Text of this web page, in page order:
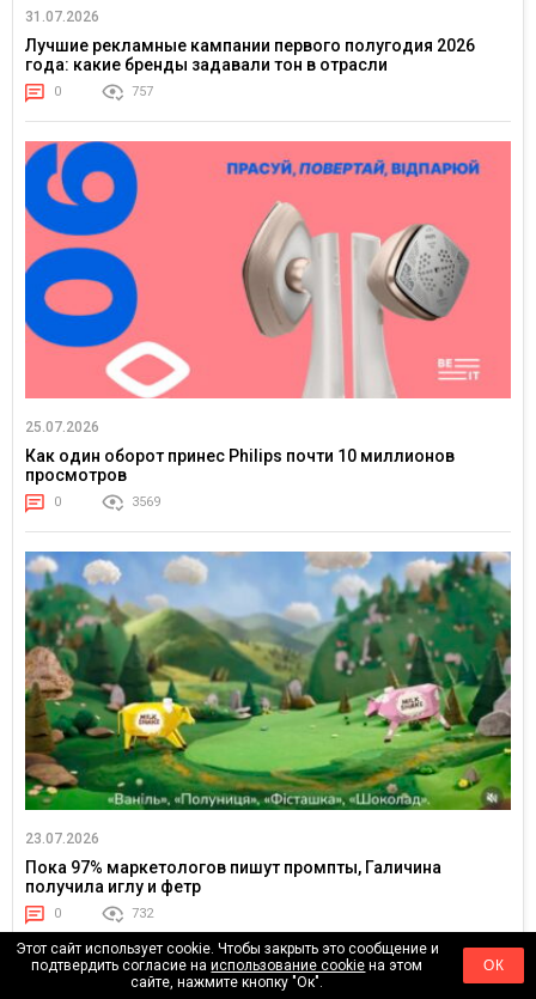
31.07.2026
Лучшие рекламные кампании первого полугодия 2026
года: какие бренды задавали тон в отрасли
0 757
25.07.2026
Как один оборот принес Philips почти 10 миллионов
просмотров
0 3569
23.07.2026
Пока 97% маркетологов пишут промпты, Галичина
получила иглу и фетр
0 732
Этот сайт использует cookie. Чтобы закрыть это сообщение и
подтвердить согласие наиспользование cookie на этом
сайте, нажмите кнопку "Ок".
ОК